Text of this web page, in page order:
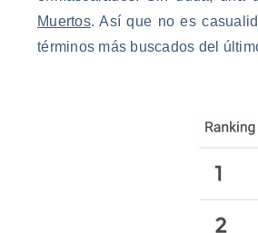
Muertos. Así que no es
términos más buscados del